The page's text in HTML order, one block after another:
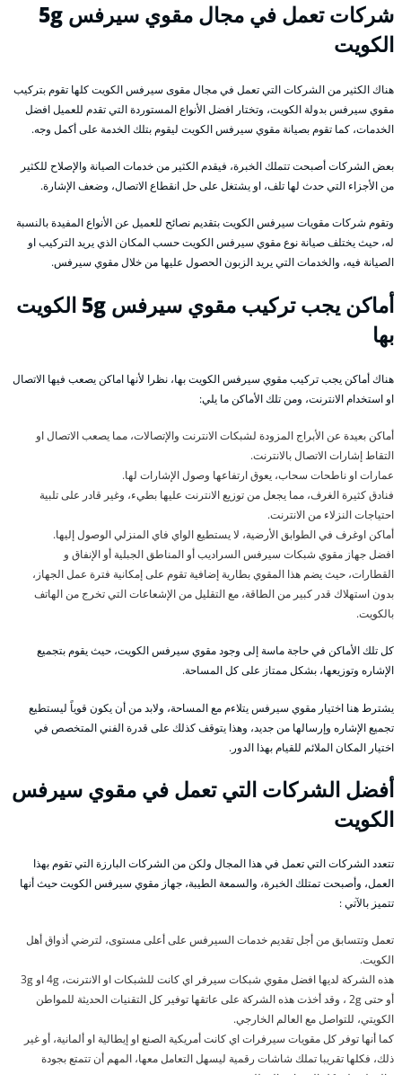
شركات تعمل في مجال مقوي سيرفس 5g
الكويت
هناك الكثير من الشركات التي تعمل في مجال مقوى سيرفس الكويت كلها تقوم بتركيب
مقوي سيرفس بدولة الكويت، وتختار افضل الأنواع المستوردة التي تقدم للعميل افضل
الخدمات، كما تقوم بصيانة مقوي سيرفس الكويت ليقوم بتلك الخدمة على أكمل وجه.
بعض الشركات أصبحت تتملك الخبرة، فيقدم الكثير من خدمات الصيانة والإصلاح للكثير
من الأجزاء التي حدث لها تلف، او يشتغل على حل انقطاع الاتصال، وضعف الإشارة.
وتقوم شركات مقويات سيرفس الكويت بتقديم نصائح للعميل عن الأنواع المفيدة بالنسبة
له، حيث يختلف صيانة نوع مقوي سيرفس الكويت حسب المكان الذي يريد التركيب او
الصيانة فيه، والخدمات التي يريد الزبون الحصول عليها من خلال مقوي سيرفس.
أماكن يجب تركيب مقوي سيرفس 5g الكويت
بها
هناك أماكن يجب تركيب مقوي سيرفس الكويت بها، نظرا لأنها اماكن يصعب فيها الاتصال
او استخدام الانترنت، ومن تلك الأماكن ما يلي:
أماكن بعيدة عن الأبراج المزودة لشبكات الانترنت والإتصالات، مما يصعب الاتصال او
التقاط إشارات الاتصال بالانترنت.
عمارات او ناطحات سحاب، يعوق ارتفاعها وصول الإشارات لها.
فنادق كثيرة الغرف، مما يجعل من توزيع الانترنت عليها بطيء، وغير قادر على تلبية
احتياجات النزلاء من الانترنت.
أماكن اوغرف في الطوابق الأرضية، لا يستطيع الواي فاي المنزلي الوصول إليها.
افضل جهاز مقوي شبكات سيرفس السراديب أو المناطق الجبلية أو الإنفاق و
القطارات، حيث يضم هذا المقوي بطارية إضافية تقوم على إمكانية فترة عمل الجهاز،
بدون استهلاك قدر كبير من الطاقة، مع التقليل من الإشعاعات التي تخرج من الهاتف
بالكويت.
كل تلك الأماكن في حاجة ماسة إلى وجود مقوي سيرفس الكويت، حيث يقوم بتجميع
الإشاره وتوزيعها، بشكل ممتاز على كل المساحة.
يشترط هنا اختيار مقوي سيرفس يتلاءم مع المساحة، ولابد من أن يكون قوياً ليستطيع
تجميع الإشاره وإرسالها من جديد، وهذا يتوقف كذلك على قدرة الفني المتخصص في
اختيار المكان الملائم للقيام بهذا الدور.
أفضل الشركات التي تعمل في مقوي سيرفس
الكويت
تتعدد الشركات التي تعمل في هذا المجال ولكن من الشركات البارزة التي تقوم بهذا
العمل، وأصبحت تمتلك الخبرة، والسمعة الطيبة، جهاز مقوي سيرفس الكويت حيث أنها
تتميز بالآتي :
تعمل وتتسابق من أجل تقديم خدمات السيرفس على أعلى مستوى، لترضي أذواق أهل
الكويت.
هذه الشركة لديها افضل مقوي شبكات سيرفر اي كانت للشبكات او الانترنت، 4g او 3g
أو حتى 2g ، وقد أخذت هذه الشركة على عاتقها توفير كل التقنيات الحديثة للمواطن
الكويتي، للتواصل مع العالم الخارجي.
كما أنها توفر كل مقويات سيرفرات اي كانت أمريكية الصنع او إيطالية او ألمانية، أو غير
ذلك، فكلها تقريبا تملك شاشات رقمية ليسهل التعامل معها، المهم أن تتمتع بجودة